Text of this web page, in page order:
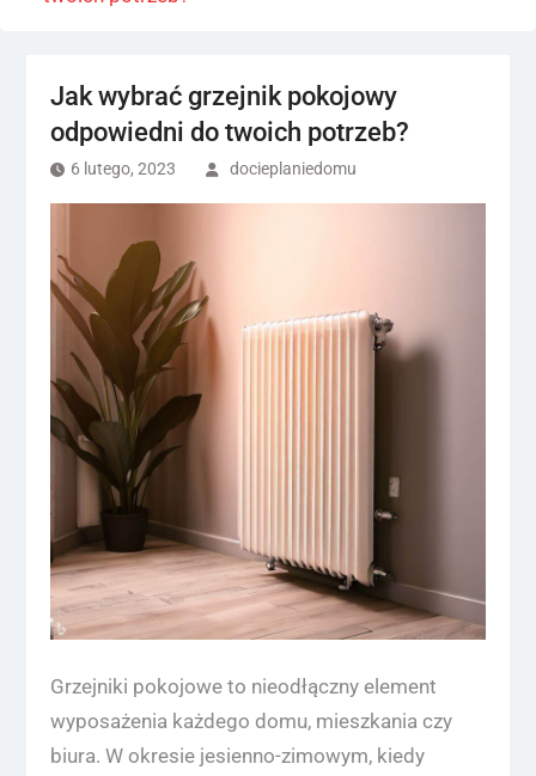
Jak wybrać grzejnik pokojowy
odpowiedni do twoich potrzeb?
6 lutego, 2023 docieplaniedomu
Grzejniki pokojowe to nieodłączny element
wyposażenia każdego domu, mieszkania czy
biura. W okresie jesienno-zimowym, kiedy